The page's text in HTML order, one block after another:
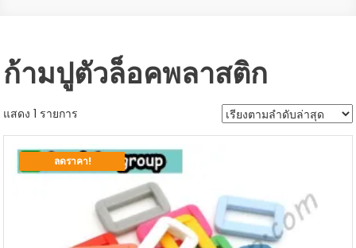
ก้ามปูตัวล็อคพลาสติก
แสดง 1 รายการ
ลดราคา!